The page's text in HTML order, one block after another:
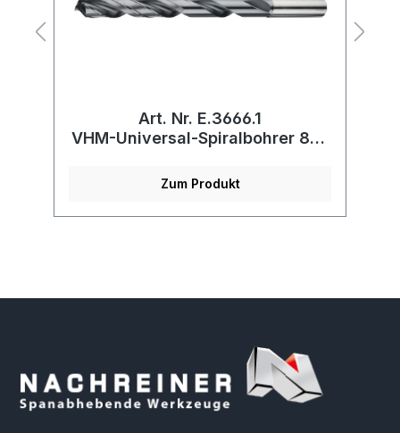
Art. Nr. E.3666.1
VHM-Universal-Spiralbohrer 8xd
Zum Produkt